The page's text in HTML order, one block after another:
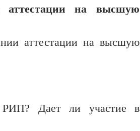
аттестации на высшую
аттестации на высшую
РИП? Дает ли участие в